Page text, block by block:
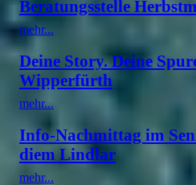
Beratungsstelle
mehr...
Deine Story. Deine
Wipperfürth
mehr...
Info-Nachmittag im
diem Lindlar
mehr...